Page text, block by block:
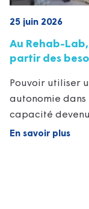
25 juin 2026
Au Rehab-
partir des
Pouvoir utiliser
autonomie dans
capacité
En savoir plus